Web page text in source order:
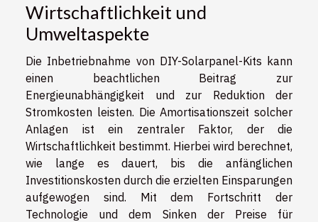
Wirtschaftlichkeit und
Umweltaspekte
Die Inbetriebnahme von DIY-Solarpanel-Kits kann
einen beachtlichen Beitrag zur
Energieunabhängigkeit und zur Reduktion der
Stromkosten leisten. Die Amortisationszeit solcher
Anlagen ist ein zentraler Faktor, der die
Wirtschaftlichkeit bestimmt. Hierbei wird berechnet,
wie lange es dauert, bis die anfänglichen
Investitionskosten durch die erzielten Einsparungen
aufgewogen sind. Mit dem Fortschritt der
Technologie und dem Sinken der Preise für